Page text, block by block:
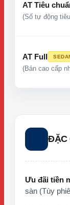
AT Tiêu
(Số tự động
AT Full
(Bản cao cấp
ĐẶC
Ưu đãi tiền
sàn (Tùy